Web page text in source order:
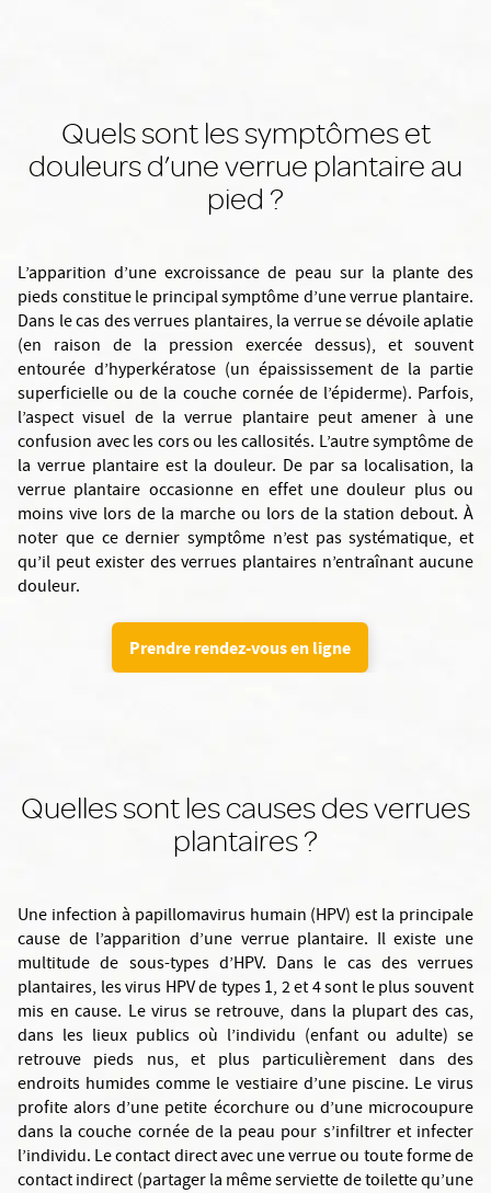
Quels sont les symptômes et
douleurs d’une verrue plantaire au
pied ?
L’apparition d’une excroissance de peau sur la plante des
pieds constitue le principal symptôme d’une verrue plantaire.
Dans le cas des verrues plantaires, la verrue se dévoile aplatie
(en raison de la pression exercée dessus), et souvent
entourée d’hyperkératose (un épaississement de la partie
superficielle ou de la couche cornée de l’épiderme). Parfois,
l’aspect visuel de la verrue plantaire peut amener à une
confusion avec les cors ou les callosités. L’autre symptôme de
la verrue plantaire est la douleur. De par sa localisation, la
verrue plantaire occasionne en effet une douleur plus ou
moins vive lors de la marche ou lors de la station debout. À
noter que ce dernier symptôme n’est pas systématique, et
qu’il peut exister des verrues plantaires n’entraînant aucune
douleur.
Prendre rendez-vous en ligne
Quelles sont les causes des verrues
plantaires ?
Une infection à papillomavirus humain (HPV) est la principale
cause de l’apparition d’une verrue plantaire. Il existe une
multitude de sous-types d’HPV. Dans le cas des verrues
plantaires, les virus HPV de types 1, 2 et 4 sont le plus souvent
mis en cause. Le virus se retrouve, dans la plupart des cas,
dans les lieux publics où l’individu (enfant ou adulte) se
retrouve pieds nus, et plus particulièrement dans des
endroits humides comme le vestiaire d’une piscine. Le virus
profite alors d’une petite écorchure ou d’une microcoupure
dans la couche cornée de la peau pour s’infiltrer et infecter
l’individu. Le contact direct avec une verrue ou toute forme de
contact indirect (partager la même serviette de toilette qu’une